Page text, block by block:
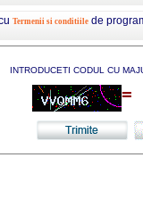
Termenii si conditiile de
INTRODUCETI CODUL CU
=